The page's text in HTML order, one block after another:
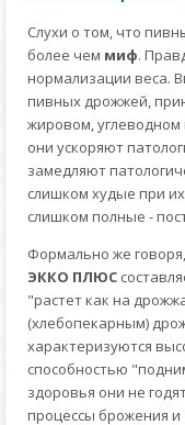
Слухи о том, что
более чем миф.
нормализации веса.
пивных дрожжей,
жировом,
они ускоряют
замедляют
слишком худые при
слишком полные -
Формально же
ЭККО ПЛЮС
"растет как на
(хлебопекарным)
характеризуются
способностью
здоровья они не
процессы брожения